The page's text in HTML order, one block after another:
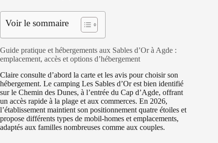
Voir le sommaire
Guide pratique et hébergements aux Sables d’Or à Agde :
emplacement, accès et options d’hébergement
Claire consulte d’abord la carte et les avis pour choisir son
hébergement. Le camping Les Sables d’Or est bien identifié
sur le Chemin des Dunes, à l’entrée du Cap d’Agde, offrant
un accès rapide à la plage et aux commerces. En 2026,
l’établissement maintient son positionnement quatre étoiles et
propose différents types de mobil-homes et emplacements,
adaptés aux familles nombreuses comme aux couples.